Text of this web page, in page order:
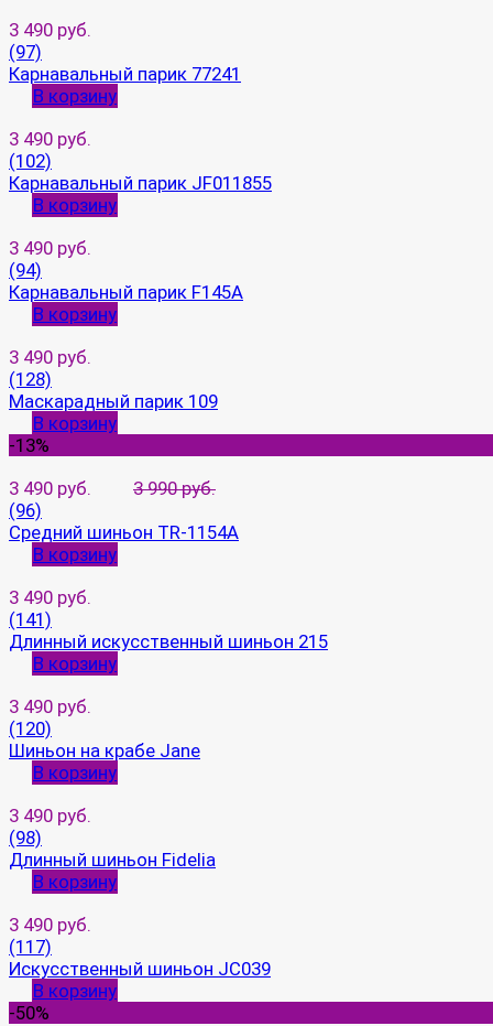
3 490 руб.
(97)
Карнавальный парик 77241
В корзину
3 490 руб.
(102)
Карнавальный парик JF011855
В корзину
3 490 руб.
(94)
Карнавальный парик F145A
В корзину
3 490 руб.
(128)
Маскарадный парик 109
В корзину
-13%
3 490 руб.
3 990 руб.
(96)
Средний шиньон TR-1154A
В корзину
3 490 руб.
(141)
Длинный искусственный шиньон 215
В корзину
3 490 руб.
(120)
Шиньон на крабе Jane
В корзину
3 490 руб.
(98)
Длинный шиньон Fidelia
В корзину
3 490 руб.
(117)
Искусственный шиньон JC039
В корзину
-50%